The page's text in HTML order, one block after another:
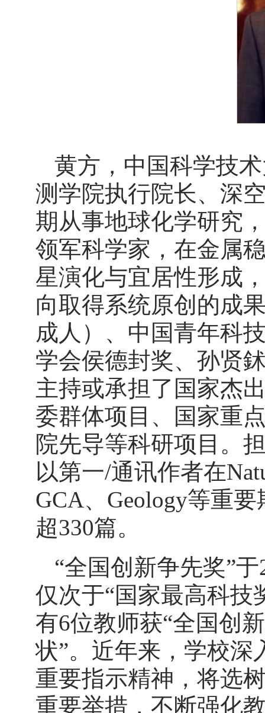
黄方，中国科学技
测学院执行院长、深
期从事地球化学研究
领军科学家，在金属
星演化与宜居性形成
向取得系统原创的成
成人）、中国青年科
学会侯德封奖、孙贤
主持或承担了国家杰
委群体项目、国家重
院先导等科研项目。
以第一/通讯作者在
GCA、Geology等重
超330篇。
“全国创新争先奖”
仅次于“国家最高科技
有6位教师获“全国创
状”。近年来，学校深
重要指示精神，将选
重要举措，不断强化